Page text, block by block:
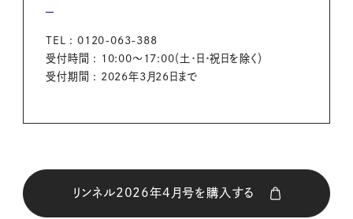
TEL : 0120-063-388
受付時間 : 10:00～17:00（土・日・祝日を除く）
受付期間 : 2026年3月26日まで
リンネル2026年4月号を購入する